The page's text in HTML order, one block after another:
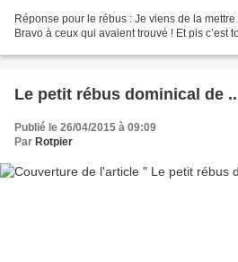
Réponse pour le rébus : Je viens de la
Bravo à ceux qui avaient trouvé ! Et pis c’est
Le petit rébus dominical de
Publié le 26/04/2015 à 09:09
Par Rotpier